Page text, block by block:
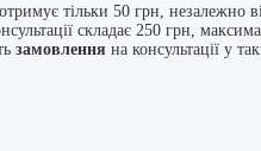
тільки 50 грн, незалежно
складає 250 грн,
замовлення на консультації у